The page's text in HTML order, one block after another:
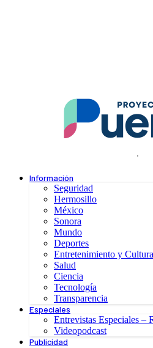
.
Información
Seguridad
Hermosillo
México
Sonora
Mundo
Deportes
Entretenimiento y Cultura
Salud
Ciencia
Tecnología
Transparencia
Especiales
Entrevistas Especiales –
Videopodcast
Publicidad